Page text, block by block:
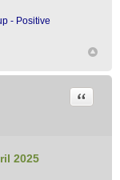
- Positive
2025
Citeer